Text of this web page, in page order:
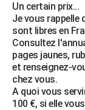
S'inscrire
Se connecter
Lycées
Collèges
Primaires
Universités
Entreprises
Service militaire
Avis de recherche
AVIS DE DÉCÈS
FORUM
Bricolage
Lifestyle
Culture
Sport
Auto
Television
Voyage
Cinema
Un certain prix...
Je vous rappelle
sont libres en
Consultez
pages jaunes,
et renseignez-
chez vous.
A quoi vous
100 €, si elle